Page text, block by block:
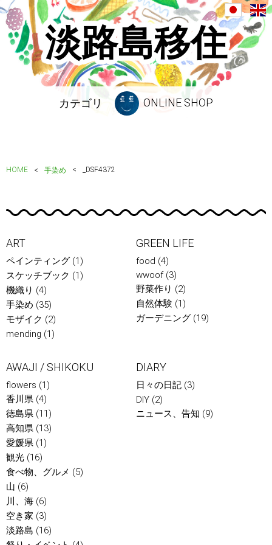
淡路島移住
カテゴリ ONLINE SHOP
HOME 手染め _DSF4372
ART
ペインティング (1)
スケッチブック (1)
機織り (4)
手染め (35)
モザイク (2)
mending (1)
GREEN LIFE
food (4)
wwoof(3)
野菜作り (2)
自然体験 (1)
ガーデニング (19)
AWAJI / SHIKOKU
flowers (1)
香川県 (4)
徳島県 (11)
高知県 (13)
愛媛県 (1)
観光 (16)
食べ物、グルメ (5)
山 (6)
川、海 (6)
空き家 (3)
淡路島 (16)
DIARY
日々の日記 (3)
DIY (2)
ニュース、告知 (9)